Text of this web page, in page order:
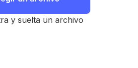
y suelta un archivo